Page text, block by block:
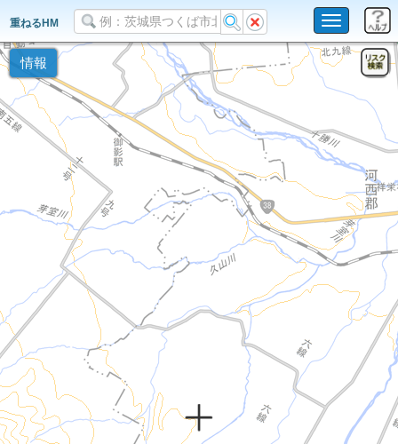
Toggle
navigation
重ねるHM
情報